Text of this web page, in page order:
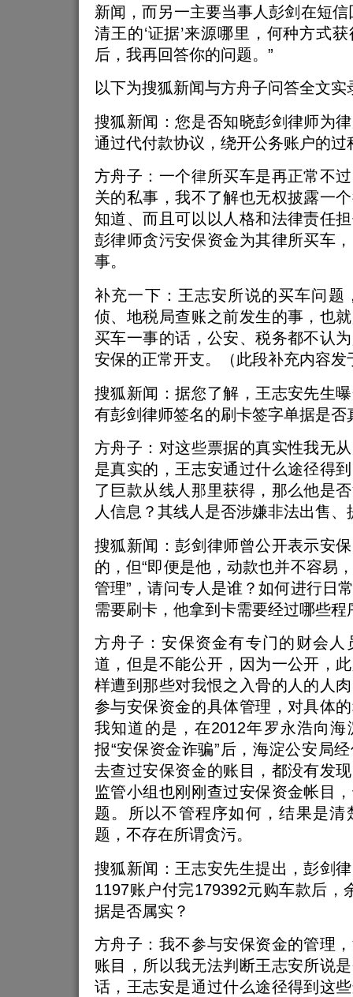
新闻，而另一主要当事人彭剑在短信
清王的‘证据’来源哪里，何种方式
后，我再回答你的问题。”
以下为搜狐新闻与方舟子问答全文实
搜狐新闻：您是否知晓彭剑律师为
通过代付款协议，绕开公务账户的过
方舟子：一个律所买车是再正常不
关的私事，我不了解也无权披露一
知道、而且可以以人格和法律责任
彭律师贪污安保资金为其律所买车
事。
补充一下：王志安所说的买车问题
侦、地税局查账之前发生的事，也
买车一事的话，公安、税务都不认
安保的正常开支。（此段补充内容发
搜狐新闻：据您了解，王志安先生
有彭剑律师签名的刷卡签字单据是否
方舟子：对这些票据的真实性我无
是真实的，王志安通过什么途径得
了巨款从线人那里获得，那么他是
人信息？其线人是否涉嫌非法出售
搜狐新闻：彭剑律师曾公开表示安
的，但“即便是他，动款也并不容易
管理”，请问专人是谁？如何进行日
需要刷卡，他拿到卡需要经过哪些程
方舟子：安保资金有专门的财会人
道，但是不能公开，因为一公开，
样遭到那些对我恨之入骨的人的人
参与安保资金的具体管理，对具体
我知道的是，在2012年罗永浩向
报“安保资金诈骗”后，海淀公安局
去查过安保资金的账目，都没有发
监管小组也刚刚查过安保资金帐目
题。所以不管程序如何，结果是清
题，不存在所谓贪污。
搜狐新闻：王志安先生提出，彭剑
1197账户付完179392元购车款后，
据是否属实？
方舟子：我不参与安保资金的管理
账目，所以我无法判断王志安所说
话，王志安是通过什么途径得到这